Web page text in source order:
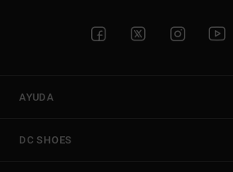
AYUDA
DC SHOES